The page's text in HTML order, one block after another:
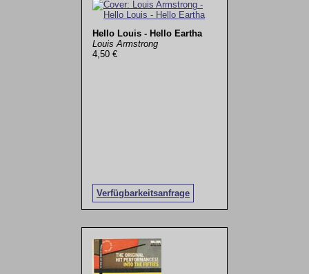
Hello Louis - Hello Eartha
Louis Armstrong
4,50 €
Verfügbarkeitsanfrage